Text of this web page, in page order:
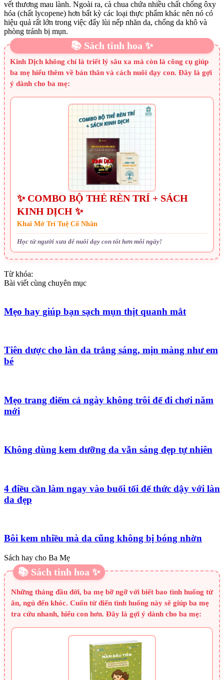
vết thương mau lành. Ngoài ra, cà chua chứa nhiều chất chống ôxy
hóa (chất lycopene) hơn bất kỳ các loại thực phẩm khác nên nó có
hiệu quả rất lớn trong việc đẩy lùi nếp nhăn da, chống da khô và
phòng tránh bị mụn.
📚 Sách tinh hoa ✨
Kinh Dịch không chỉ là triết lý sâu xa mà còn là công cụ giúp
ba mẹ hiểu thêm về bản thân và cách nuôi dạy con. Đây là gợi
ý dành cho ba mẹ:
✨ COMBO BỘ THẺ RÈN TRÍ + SÁCH
KINH DỊCH ✨
Khai Mở Trí Tuệ Cổ Nhân
Học từ người xưa để nuôi dạy con tốt hơn mỗi ngày!
Từ khóa:
Bài viết cùng chuyên mục
Mẹo hay giúp bạn sạch mụn thịt quanh mắt
Tiên dược cho làn da trắng sáng, mịn màng như em
bé
Mẹo trang điểm cả ngày không trôi để đi chơi năm
mới
Không dùng kem dưỡng da vẫn sáng đẹp tự nhiên
4 điều cần làm ngay vào buổi tối để thức dậy với làn
da đẹp
Bôi kem nhiều mà da cũng không bị bóng nhờn
Sách hay cho Ba Mẹ
📚 Sách tinh hoa ✨
Những tháng đầu đời, ba mẹ bỡ ngỡ với biết bao tình huống từ
ăn, ngủ đến khóc. Cuốn từ điển tình huống này sẽ giúp ba mẹ
tra cứu nhanh, hiểu con hơn. Đây là gợi ý dành cho ba mẹ: